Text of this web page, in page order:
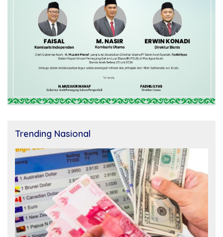
Trending Nasional